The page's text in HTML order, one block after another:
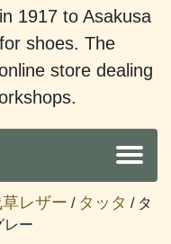
1917 to Asakusa
shoes. The
store dealing
レザー / タッタ / タ
レー